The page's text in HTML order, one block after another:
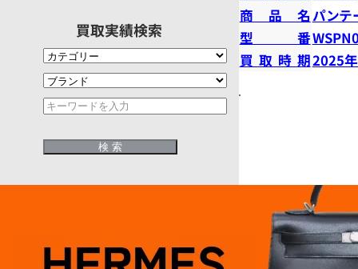
買取実績検索
商品名パンテ
型番
買取時期2025